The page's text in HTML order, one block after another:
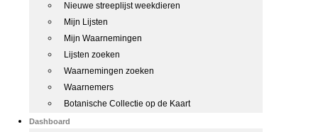
Nieuwe streeplijst weekdieren
Mijn Lijsten
Mijn Waarnemingen
Lijsten zoeken
Waarnemingen zoeken
Waarnemers
Botanische Collectie op de Kaart
Dashboard